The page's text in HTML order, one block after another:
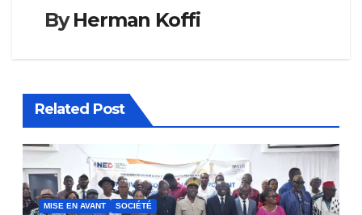
ByHerman Koffi
Related Post
MISE EN AVANT SOCIÉTÉ